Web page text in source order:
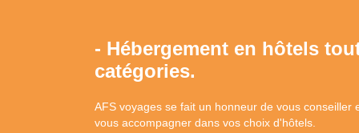
- Hébergement en hôtels
catégories.
AFS voyages se fait un honneur de vous conseiller
vous accompagner dans vos choix d'hôtels.